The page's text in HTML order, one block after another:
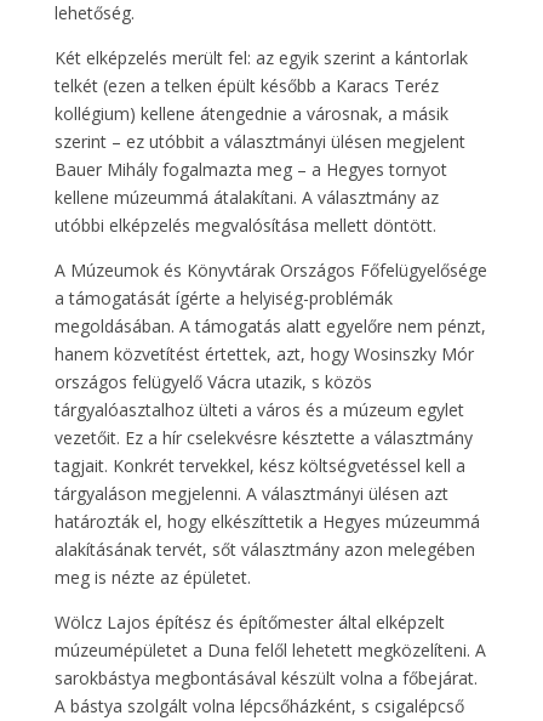
lehetőség.
Két elképzelés merült fel: az egyik szerint a kántorlak
telkét (ezen a telken épült később a Karacs Teréz
kollégium) kellene átengednie a városnak, a másik
szerint – ez utóbbit a választmányi ülésen megjelent
Bauer Mihály fogalmazta meg – a Hegyes tornyot
kellene múzeummá átalakítani. A választmány az
utóbbi elképzelés megvalósítása mellett döntött.
A Múzeumok és Könyvtárak Országos Főfelügyelősége
a támogatását ígérte a helyiség-problémák
megoldásában. A támogatás alatt egyelőre nem pénzt,
hanem közvetítést értettek, azt, hogy Wosinszky Mór
országos felügyelő Vácra utazik, s közös
tárgyalóasztalhoz ülteti a város és a múzeum egylet
vezetőit. Ez a hír cselekvésre késztette a választmány
tagjait. Konkrét tervekkel, kész költségvetéssel kell a
tárgyaláson megjelenni. A választmányi ülésen azt
határozták el, hogy elkészíttetik a Hegyes múzeummá
alakításának tervét, sőt választmány azon melegében
meg is nézte az épületet.
Wölcz Lajos építész és építőmester által elképzelt
múzeumépületet a Duna felől lehetett megközelíteni. A
sarokbástya megbontásával készült volna a főbejárat.
A bástya szolgált volna lépcsőházként, s csigalépcső